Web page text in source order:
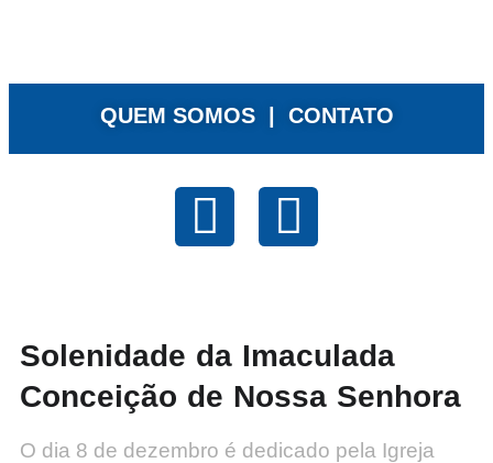
QUEM SOMOS | CONTATO
Solenidade da Imaculada
Conceição de Nossa Senhora
O dia 8 de dezembro é dedicado pela Igreja